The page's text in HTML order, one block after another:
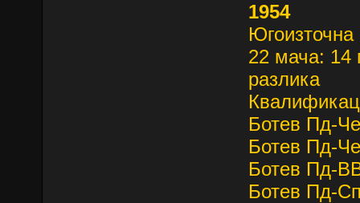
1954
22 мача: 14
разлика
Ботев Пд-
Ботев Пд-
Ботев Пд-
Ботев Пд-